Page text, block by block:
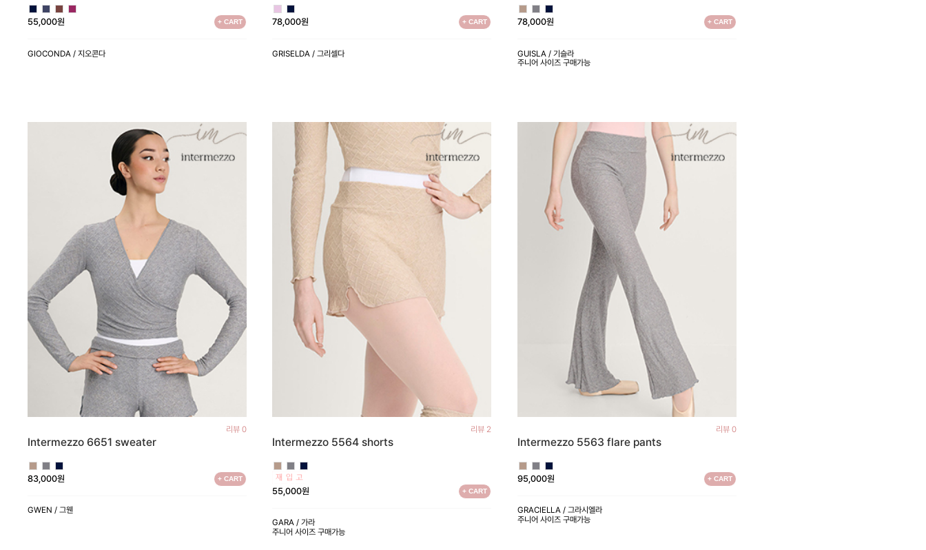
55,000원 + CART
GIOCONDA / 지오콘다
78,000원 + CART
GRISELDA / 그리셀다
78,000원 + CART
GUISLA / 기슬라
주니어 사이즈 구매가능
리뷰 0
Intermezzo 6651 sweater
83,000원 + CART
GWEN / 그웬
리뷰 2
Intermezzo 5564 shorts
55,000원 + CART
GARA / 가라
주니어 사이즈 구매가능
리뷰 0
Intermezzo 5563 flare pants
95,000원 + CART
GRACIELLA / 그라시엘라
주니어 사이즈 구매가능